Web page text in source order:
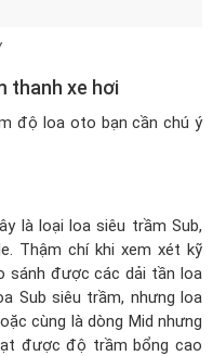
thanh xe hơi
độ loa oto bạn cần chú ý
là loại loa siêu trầm Sub,
Thậm chí khi xem xét kỹ
sánh được các dải tần loa
Sub siêu trầm, nhưng loa
cùng là dòng Mid nhưng
được độ trầm bổng cao